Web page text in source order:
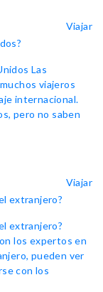
Viajar
Las
viajeros
internacional.
pero no saben
Viajar
extranjero?
extranjero?
los expertos en
pueden ver
con los